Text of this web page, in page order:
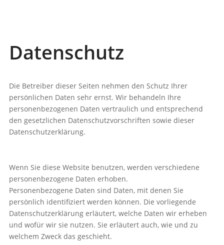
Datenschutz
Die Betreiber dieser Seiten nehmen den Schutz Ihrer
persönlichen Daten sehr ernst. Wir behandeln Ihre
personenbezogenen Daten vertraulich und entsprechend
den gesetzlichen Datenschutzvorschriften sowie dieser
Datenschutzerklärung.
Wenn Sie diese Website benutzen, werden verschiedene
personenbezogene Daten erhoben.
Personenbezogene Daten sind Daten, mit denen Sie
persönlich identifiziert werden können. Die vorliegende
Datenschutzerklärung erläutert, welche Daten wir erheben
und wofür wir sie nutzen. Sie erläutert auch, wie und zu
welchem Zweck das geschieht.